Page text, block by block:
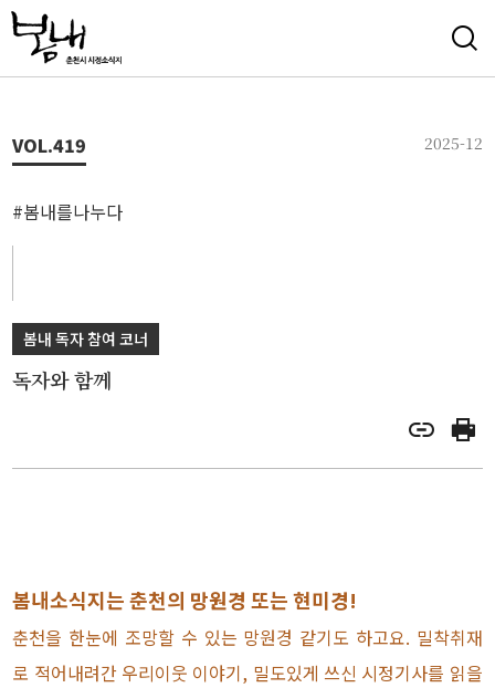
VOL.419 2025-12
#봄내를나누다
봄내 독자 참여 코너
독자와 함께
봄내소식지는 춘천의 망원경 또는 현미경!
춘천을 한눈에 조망할 수 있는 망원경 같기도 하고요. 밀착취재
로 적어내려간 우리이웃 이야기, 밀도있게 쓰신 시정기사를 읽을